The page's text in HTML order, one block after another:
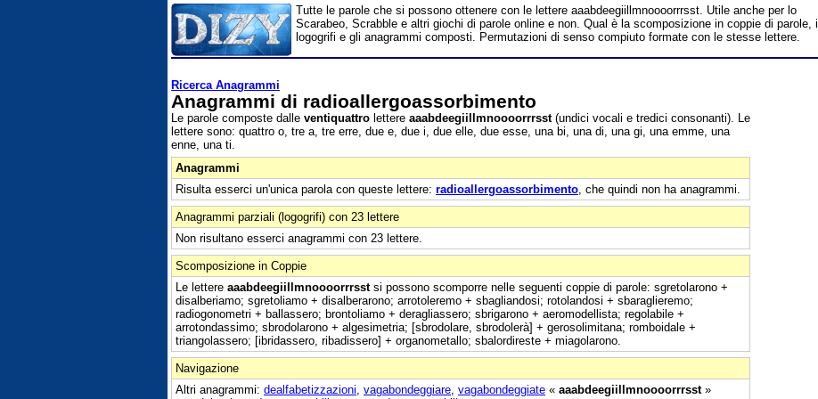
Tutte le parole che si possono ottenere con le lettere aaabdeegiillmnoooorrrsst. Utile anche per lo
Scarabeo, Scrabble e altri giochi di parole online e non. Qual è la scomposizione in coppie di parole, i
logogrifi e gli anagrammi composti. Permutazioni di senso compiuto formate con le stesse lettere.
Ricerca Anagrammi
Anagrammi di radioallergoassorbimento
Le parole composte dalle ventiquattro lettere aaabdeegiillmnoooorrrsst(undici vocali e tredici consonanti). Le
lettere sono: quattro o, tre a, tre erre, due e, due i, due elle, due esse, una bi, una di, una gi, una emme, una
enne, una ti.
Anagrammi
Risulta esserci un'unica parola con queste lettere: radioallergoassorbimento , che quindi non ha anagrammi.
Anagrammi parziali (logogrifi) con 23 lettere
Non risultano esserci anagrammi con 23 lettere.
Scomposizione in Coppie
Le lettere aaabdeegiillmnoooorrrsstsi possono scomporre nelle seguenti coppie di parole: sgretolarono +
disalberiamo; sgretoliamo + disalberarono; arrotoleremo + sbagliandosi; rotolandosi + sbaraglieremo;
radiogonometri + ballassero; brontoliamo + deragliassero; sbrigarono + aeromodellista; regolabile +
arrotondassimo; sbrodolarono + algesimetria; [sbrodolare, sbrodolerà] + gerosolimitana; romboidale +
triangolassero; [ibridassero, ribadissero] + organometallo; sbalordireste + miagolarono.
Navigazione
Altri anagrammi: dealfabetizzazioni vagabondeggiare vagabondeggiate « aaabdeegiillmnoooorrrsst»